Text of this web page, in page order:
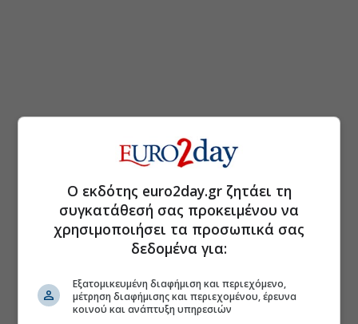
Ο εκδότης euro2day.gr ζητάει τη
συγκατάθεσή σας προκειμένου να
χρησιμοποιήσει τα προσωπικά σας
δεδομένα για:
Εξατομικευμένη διαφήμιση και περιεχόμενο,
μέτρηση διαφήμισης και περιεχομένου, έρευνα
κοινού και ανάπτυξη υπηρεσιών